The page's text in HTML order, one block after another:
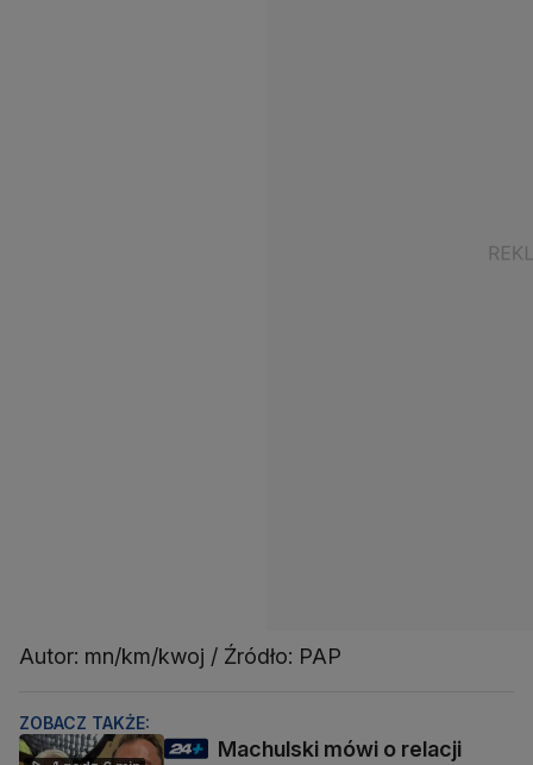
Autor: mn/km/kwoj / Źródło: PAP
ZOBACZ TAKŻE:
Machulski mówi o relacji